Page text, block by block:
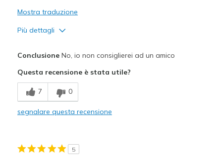
Mostra traduzione
Più dettagli
Stylish
Difetti
Cant keep on my feet
ConclusioneNo, io non consiglierei ad un amico
Questa recensione è stata utile?
7 0
segnalare questa recensione
5